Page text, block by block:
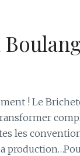
! Le
les